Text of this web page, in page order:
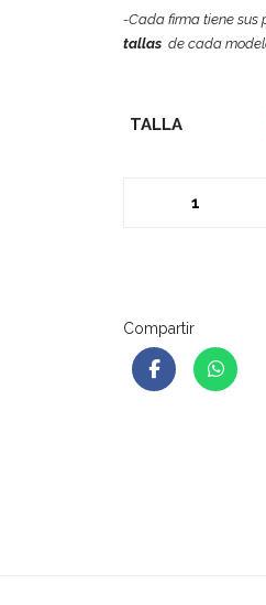
-Cada firma tiene sus
tallas de cada
TALLA
Compartir